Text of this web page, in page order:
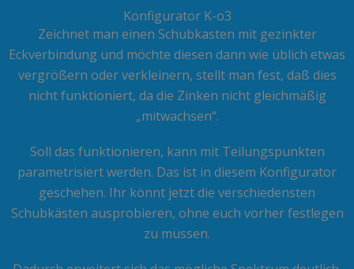
springen
Konfigurator K-o3
Zeichnet man einen Schubkasten mit gezinkter
Eckverbindung und möchte diesen dann wie üblich etwas
vergrößern oder verkleinern, stellt man fest, daß dies
nicht funktioniert, da die Zinken nicht gleichmäßig
„mitwachsen“.
Soll das funktionieren, kann mit Teilungspunkten
parametrisiert werden. Das ist in diesem Konfigurator
geschehen. Ihr könnt jetzt die verschiedensten
Schubkästen ausprobieren, ohne euch vorher festlegen
zu müssen.